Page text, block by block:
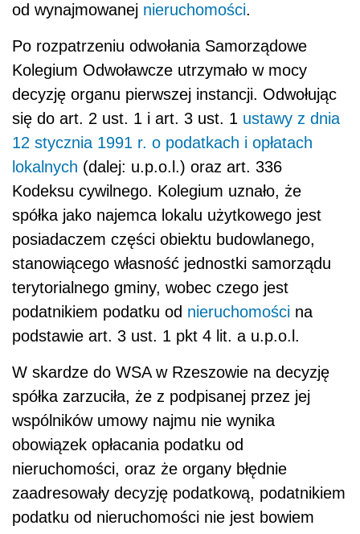
od wynajmowanej nieruchomości.
Po rozpatrzeniu odwołania Samorządowe
Kolegium Odwoławcze utrzymało w mocy
decyzję organu pierwszej instancji. Odwołując
się do art. 2 ust. 1 i art. 3 ust. 1 ustawy z dnia
12 stycznia 1991 r. o podatkach i opłatach
lokalnych (dalej: u.p.o.l.) oraz art. 336
Kodeksu cywilnego. Kolegium uznało, że
spółka jako najemca lokalu użytkowego jest
posiadaczem części obiektu budowlanego,
stanowiącego własność jednostki samorządu
terytorialnego gminy, wobec czego jest
podatnikiem podatku od nieruchomości na
podstawie art. 3 ust. 1 pkt 4 lit. a u.p.o.l.
W skardze do WSA w Rzeszowie na decyzję
spółka zarzuciła, że z podpisanej przez jej
wspólników umowy najmu nie wynika
obowiązek opłacania podatku od
nieruchomości, oraz że organy błędnie
zaadresowały decyzję podatkową, podatnikiem
podatku od nieruchomości nie jest bowiem